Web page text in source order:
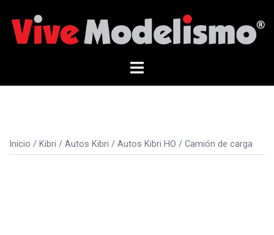
contenido
Alternar
Inicio / Kibri / Autos Kibri / Autos Kibri HO / Camión de carga